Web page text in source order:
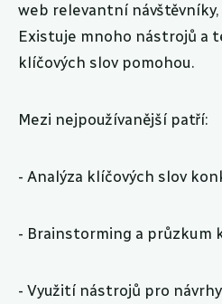
web relevantní
Existuje mnoho nástrojů a
klíčových slov pomohou.
Mezi nejpoužívanější patří:
- Analýza klíčových slov
- Brainstorming a průzkum
- Využití nástrojů pro